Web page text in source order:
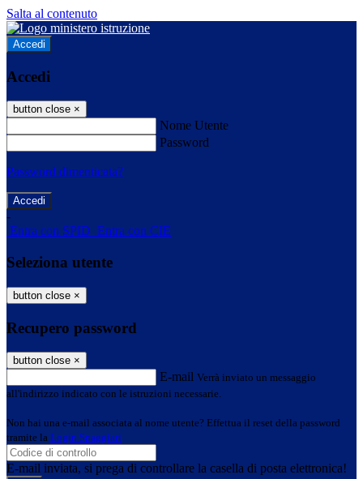
Salta al contenuto
Accedi
Accedi
button close ×
Nome Utente
Password
Password dimenticata?
-
Entra con SPID Entra con CIE
Seleziona utente
button close ×
Recupero password
button close ×
E-mail Verrà inviato un messaggio
all'indirizzo indicato con le istruzioni necessarie.
Non hai una e-mail associata al nome utente? Effettua il reset della password
tramite la Login Spaggiari
E-mail inviata, si prega di controllare la casella di posta elettronica!